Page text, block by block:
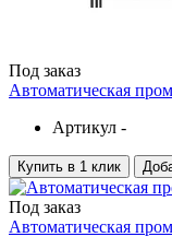
Под заказ
Автоматическая
Артикул -
Купить в 1 клик
Под заказ
Автоматическая